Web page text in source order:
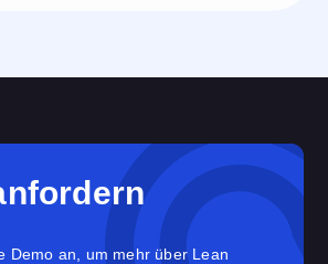
Demo an, um mehr über Lean